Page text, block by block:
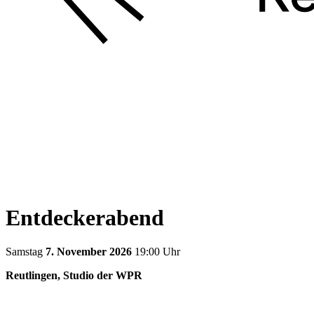
Entdeckerabend
Samstag 7. November 2026 19:00 Uhr
Reutlingen, Studio der WPR